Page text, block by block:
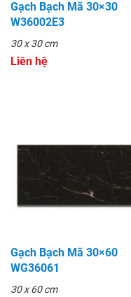
Gạch Bạch Mã 30×30
W36002E3
30 x 30 cm
Liên hệ
Gạch Bạch Mã 30×60
WG36061
30 x 60 cm